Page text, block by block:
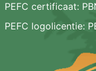
PEFC certificaat:
PEFC logolicentie: